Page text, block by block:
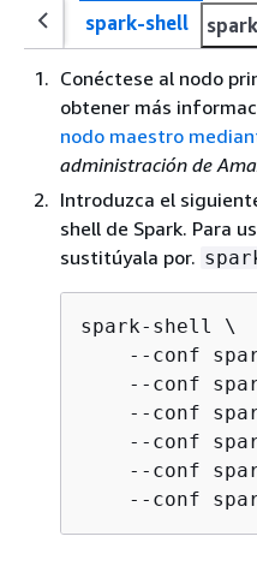
spark-shell
Conéctese al nodo
obtener más
nodo maestro
administración de
Introduzca el
shell de Spark. Para
sustitúyala por.
spark-shell \
--conf
--conf
--conf
--conf
--conf
--conf